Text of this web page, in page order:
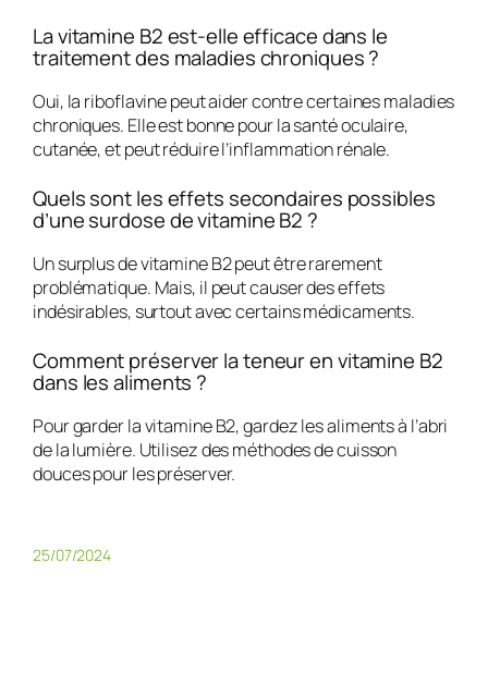
La vitamine B2 est-elle efficace dans le
traitement des maladies chroniques ?
Oui, la riboflavine peut aider contre certaines maladies
chroniques. Elle est bonne pour la santé oculaire,
cutanée, et peut réduire l’inflammation rénale.
Quels sont les effets secondaires possibles
d’une surdose de vitamine B2 ?
Un surplus de vitamine B2 peut être rarement
problématique. Mais, il peut causer des effets
indésirables, surtout avec certains médicaments.
Comment préserver la teneur en vitamine B2
dans les aliments ?
Pour garder la vitamine B2, gardez les aliments à l’abri
de la lumière. Utilisez des méthodes de cuisson
douces pour les préserver.
25/07/2024